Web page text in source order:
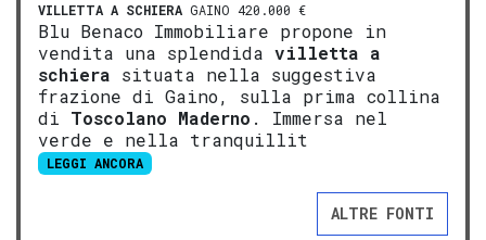
VILLETTA A SCHIERA GAINO 420.000 €
Blu Benaco Immobiliare propone in
vendita una splendida villetta a
schiera situata nella suggestiva
frazione di Gaino, sulla prima collina
di Toscolano Maderno . Immersa nel
verde e nella tranquillit
LEGGI ANCORA
ALTRE FONTI